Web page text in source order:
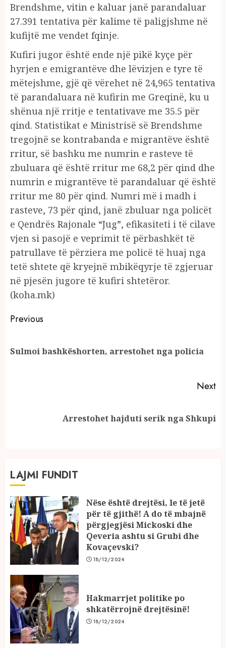
Brendshme, vitin e kaluar janë parandaluar
27.391 tentativa për kalime të paligjshme në
kufijtë me vendet fqinje.
Kufiri jugor është ende një pikë kyçe për
hyrjen e emigrantëve dhe lëvizjen e tyre të
mëtejshme, gjë që vërehet në 24,965 tentativa
të parandaluara në kufirin me Greqinë, ku u
shënua një rritje e tentativave me 35.5 për
qind. Statistikat e Ministrisë së Brendshme
tregojnë se kontrabanda e migrantëve është
rritur, së bashku me numrin e rasteve të
zbuluara që është rritur me 68,2 për qind dhe
numrin e migrantëve të parandaluar që është
rritur me 80 për qind. Numri më i madh i
rasteve, 73 për qind, janë zbuluar nga policët
e Qendrës Rajonale “Jug”, efikasiteti i të cilave
vjen si pasojë e veprimit të përbashkët të
patrullave të përziera me policë të huaj nga
tetë shtete që kryejnë mbikëqyrje të zgjeruar
në pjesën jugore të kufiri shtetëror.
(koha.mk)
Continue
Previous
Sulmoi bashkëshorten, arrestohet nga policia
Next
Arrestohet hajduti serik nga Shkupi
LAJMI FUNDIT
Nëse është drejtësi, le të jetë
për të gjithë! A do të mbajnë
përgjegjësi Mickoski dhe
Qeveria ashtu si Grubi dhe
Kovaçevski?
18/12/2024
Hakmarrjet politike po
shkatërrojnë drejtësinë!
18/12/2024